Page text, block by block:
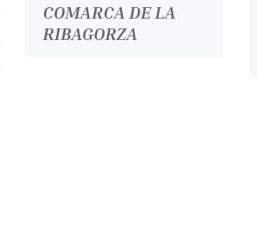
COMARCA DE LA
RIBAGORZA